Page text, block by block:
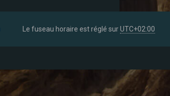
Le fuseau horaire est réglé surUTC+02:00